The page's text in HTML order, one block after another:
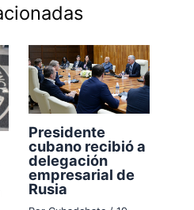
Presidente
cubano recibió a
delegación
empresarial de
Rusia